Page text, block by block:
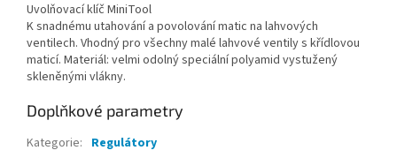
Uvolňovací klíč MiniTool
K snadnému utahování a povolování matic na lahvových
ventilech. Vhodný pro všechny malé lahvové ventily s křídlovou
maticí. Materiál: velmi odolný speciální polyamid vystužený
skleněnými vlákny.
Doplňkové parametry
Kategorie: Regulátory